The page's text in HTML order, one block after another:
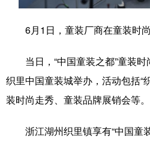
彩票 娱乐
6月1日，童装厂商在童装时尚
当日，“中国童装之都”童装时
织里中国童装城举办，活动包括“
装时尚走秀、童装品牌展销会等。
浙江湖州织里镇享有“中国童